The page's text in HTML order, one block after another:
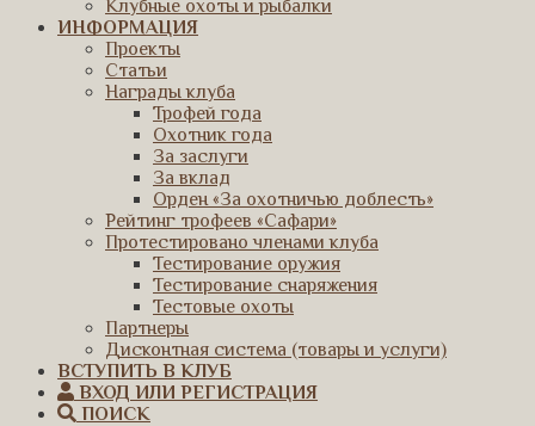
Клубные охоты и рыбалки
ИНФОРМАЦИЯ
Проекты
Статьи
Награды клуба
Трофей года
Охотник года
За заслуги
За вклад
Орден «За охотничью доблесть»
Рейтинг трофеев «Сафари»
Протестировано членами клуба
Тестирование оружия
Тестирование снаряжения
Тестовые охоты
Партнеры
Дисконтная система (товары и услуги)
ВСТУПИТЬ В КЛУБ
ВХОД ИЛИ РЕГИСТРАЦИЯ
ПОИСК